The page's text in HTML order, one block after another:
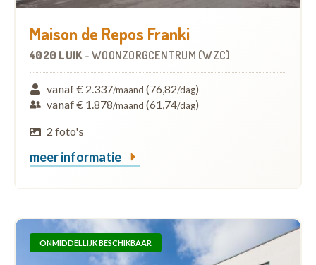
Maison de Repos Franki
4020 LUIK - WOONZORGCENTRUM (WZC)
vanaf € 2.337/maand (76,82/dag)
vanaf € 1.878/maand (61,74/dag)
2 foto's
meer informatie
ONMIDDELLIJK BESCHIKBAAR